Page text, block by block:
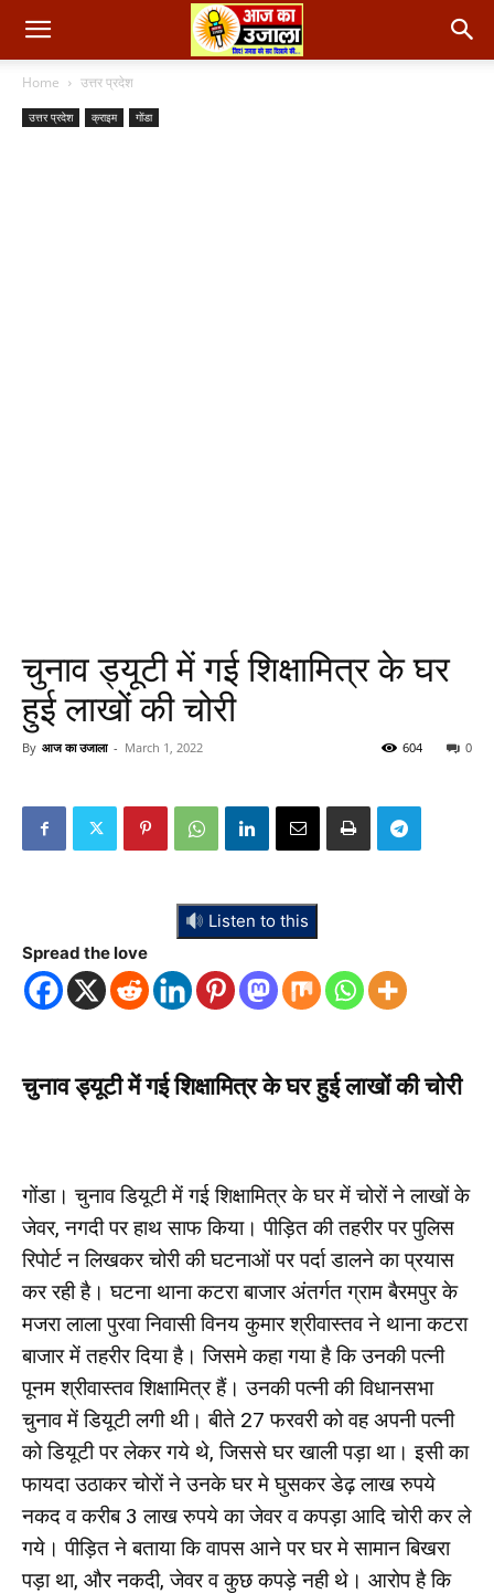
Home उत्तर प्रदेश
उत्तर प्रदेश क्राइम गोंडा
चुनाव ड्यूटी में गई शिक्षामित्र के घर
हुई लाखों की चोरी
By आज का उजाला - March 1, 2022 0
604
Listen to this
Spread the love
चुनाव ड्यूटी में गई शिक्षामित्र के घर हुई लाखों की चोरी
गोंडा। चुनाव डियूटी में गई शिक्षामित्र के घर में चोरों ने लाखों के
जेवर, नगदी पर हाथ साफ किया। पीड़ित की तहरीर पर पुलिस
रिपोर्ट न लिखकर चोरी की घटनाओं पर पर्दा डालने का प्रयास
कर रही है। घटना थाना कटरा बाजार अंतर्गत ग्राम बैरमपुर के
मजरा लाला पुरवा निवासी विनय कुमार श्रीवास्तव ने थाना कटरा
बाजार में तहरीर दिया है। जिसमे कहा गया है कि उनकी पत्नी
पूनम श्रीवास्तव शिक्षामित्र हैं। उनकी पत्नी की विधानसभा
चुनाव में डियूटी लगी थी। बीते 27 फरवरी को वह अपनी पत्नी
को डियूटी पर लेकर गये थे, जिससे घर खाली पड़ा था। इसी का
फायदा उठाकर चोरों ने उनके घर मे घुसकर डेढ़ लाख रुपये
नकद व करीब 3 लाख रुपये का जेवर व कपड़ा आदि चोरी कर ले
गये। पीड़ित ने बताया कि वापस आने पर घर मे सामान बिखरा
पड़ा था, और नकदी, जेवर व कुछ कपड़े नही थे। आरोप है कि